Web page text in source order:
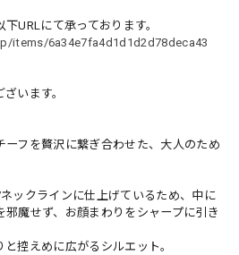
URLにて承っております。
items/6a34e7fa4d1d1d2d78deca43
います。
ーフを贅沢に繋ぎ合わせた、大人のため
ックラインに仕上げているため、中に
魔せず、お顔まわりをシャープに引き
控えめに広がるシルエット。